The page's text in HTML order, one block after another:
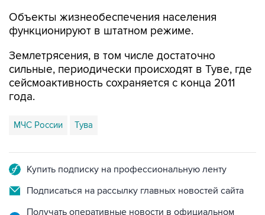
Объекты жизнеобеспечения населения
функционируют в штатном режиме.
Землетрясения, в том числе достаточно
сильные, периодически происходят в Туве, где
сейсмоактивность сохраняется с конца 2011
года.
МЧС России Тува
Купить подписку на профессиональную ленту
Подписаться на рассылку главных новостей сайта
Получать оперативные новости в официальном